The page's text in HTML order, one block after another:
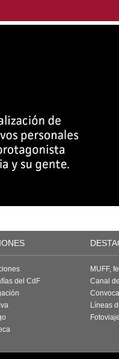
del CdF
MUFF,
Canal
Líneas